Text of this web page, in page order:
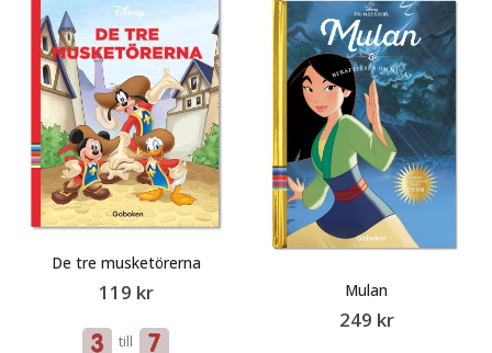
De tre musketörerna
119 kr
till
Mulan
249 kr